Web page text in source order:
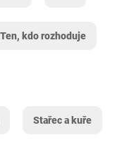
Ten, kdo rozhoduje
Stařec a kuře